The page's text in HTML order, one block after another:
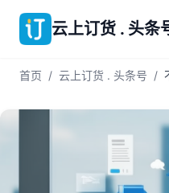
云上订货 . 头条
首页 / 云上订货 . 头条号 /